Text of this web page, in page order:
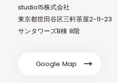
studio15株式会社
東京都世田谷区三軒茶屋2-11-23
サンタワーズB棟 8階
Google Map